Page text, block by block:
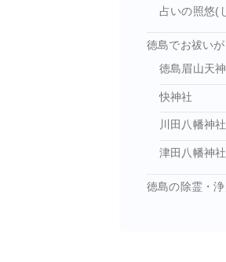
占いの照悠(
徳島でお祓い
徳島眉山天
快神社
川田八幡神社
津田八幡神社
徳島の除霊・